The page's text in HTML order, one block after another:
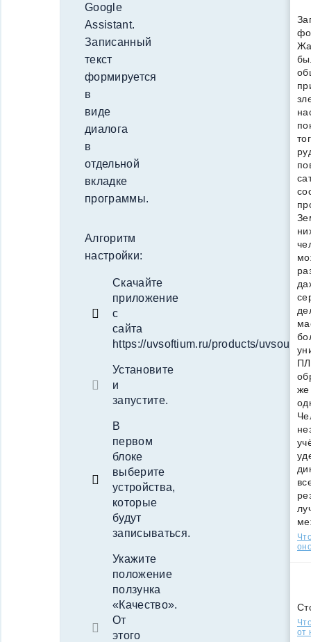
Google
Assistant.
Записанный
текст
формируется
в
виде
диалога
в
отдельной
вкладке
программы.
Алгоритм
настройки:
Скачайте
приложение
с
сайта
https://uvsoftium.ru/products/
Установите
и
запустите.
В
первом
блоке
выберите
устройства,
которые
будут
записываться.
Укажите
положение
ползунка
«Качество».
От
этого
же
от